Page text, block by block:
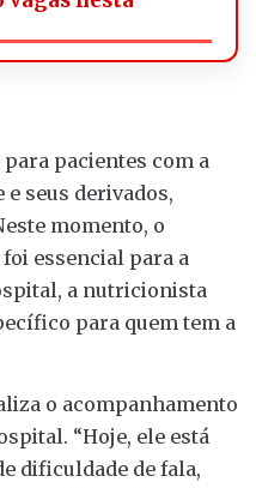
pacientes com a
e seus derivados,
momento, o
essencial para a
a nutricionista
para quem tem a
o acompanhamento
“Hoje, ele está
dificuldade de fala,